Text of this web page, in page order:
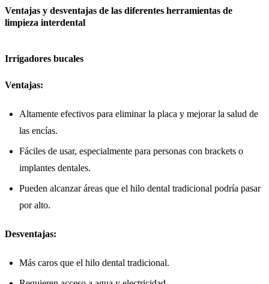
Ventajas y desventajas de las diferentes herramientas de
limpieza interdental
Irrigadores bucales
Ventajas:
Altamente efectivos para eliminar la placa y mejorar la salud de
las encías.
Fáciles de usar, especialmente para personas con brackets o
implantes dentales.
Pueden alcanzar áreas que el hilo dental tradicional podría pasar
por alto.
Desventajas:
Más caros que el hilo dental tradicional.